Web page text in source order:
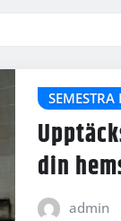
SEMESTRA
din
admin